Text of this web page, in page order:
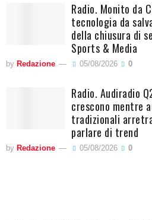
Radio. Monito da
tecnologia da
della chiusura di
Sports & Media
by Redazione 05/08/2026 0
Radio. Audiradio
crescono mentre
tradizionali
parlare di trend
by Redazione 05/08/2026 0